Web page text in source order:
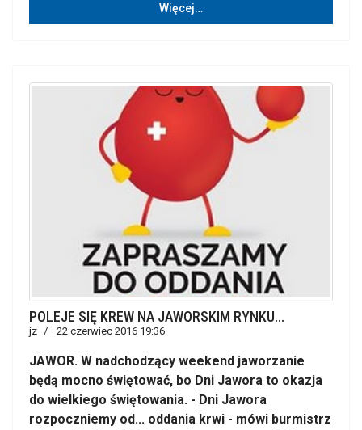
Więcej…
POLEJE SIĘ KREW NA JAWORSKIM RYNKU...
jz 22 czerwiec 2016 19:36
JAWOR. W nadchodzący weekend jaworzanie
będą mocno świętować, bo Dni Jawora to okazja
do wielkiego świętowania. - Dni Jawora
rozpoczniemy od... oddania krwi - mówi burmistrz